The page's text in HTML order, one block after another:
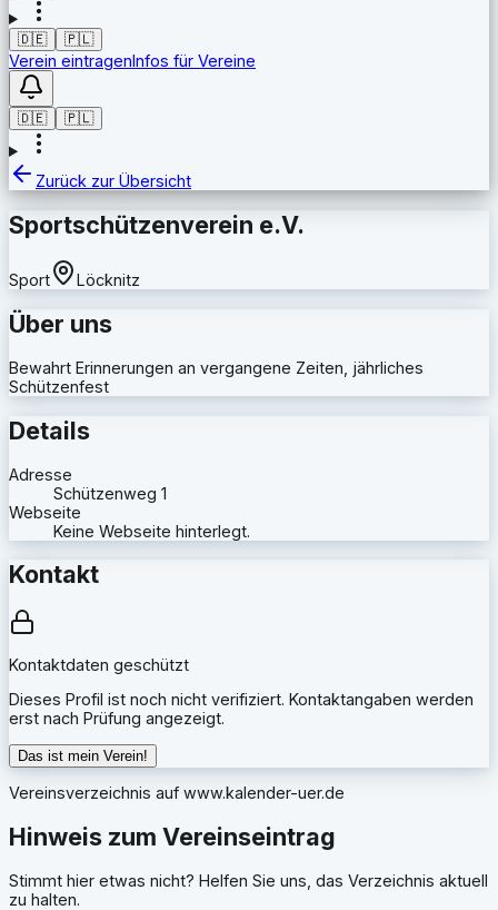
🇩🇪 🇵🇱
Verein eintragenInfos für Vereine
🇩🇪 🇵🇱
Zurück zur Übersicht
Sportschützenverein e.V.
Sport Löcknitz
Über uns
Bewahrt Erinnerungen an vergangene Zeiten, jährliches
Schützenfest
Details
Adresse
Schützenweg 1
Webseite
Keine Webseite hinterlegt.
Kontakt
Kontaktdaten geschützt
Dieses Profil ist noch nicht verifiziert. Kontaktangaben werden
erst nach Prüfung angezeigt.
Das ist mein Verein!
Vereinsverzeichnis auf www.kalender-uer.de
Hinweis zum Vereinseintrag
Stimmt hier etwas nicht? Helfen Sie uns, das Verzeichnis aktuell
zu halten.